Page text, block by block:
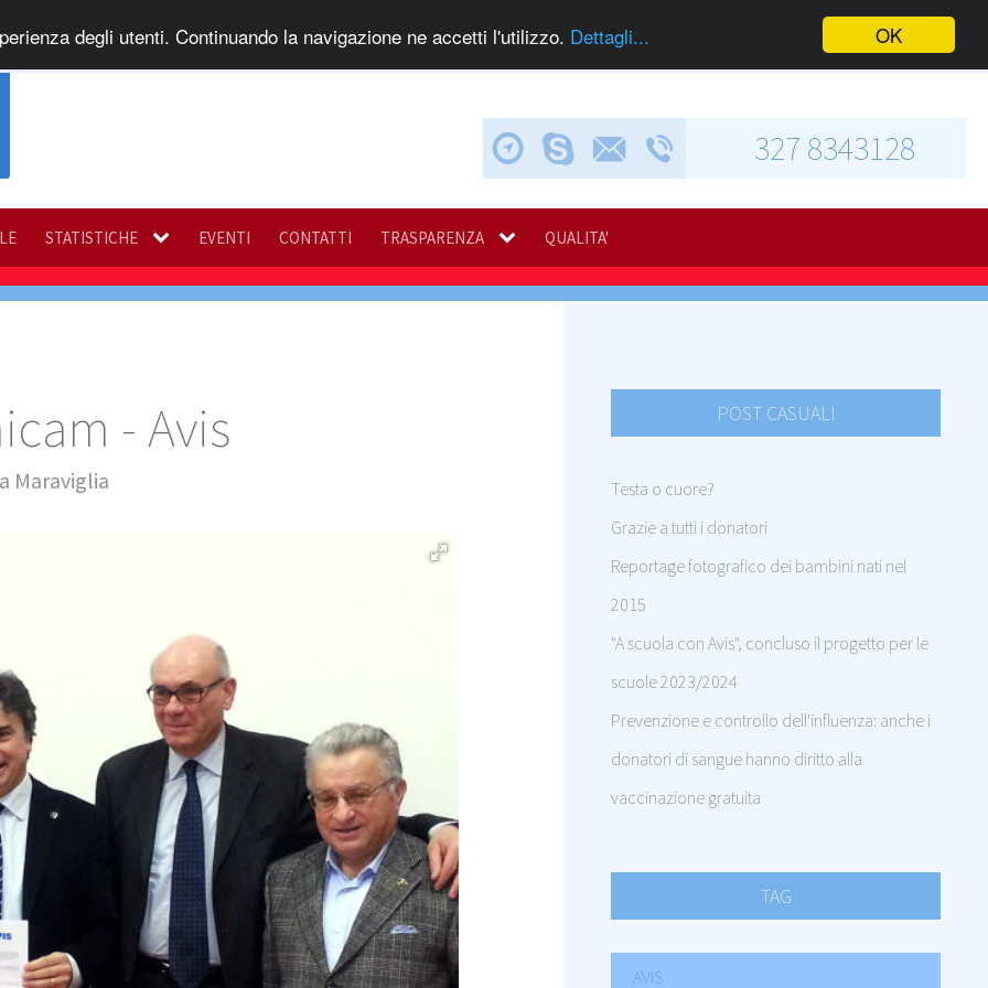
OK
degli utenti. Continuando la navigazione ne accetti l'utilizzo. Dettagli...
Via Calabresi, 5
Chiama via Skype
Invia una e-mail327 8343128
STATISTICHE EVENTI CONTATTI TRASPARENZA QUALITA'
POST CASUALI
Testa o cuore?
Grazie a tutti i donatori
Reportage fotografico dei bambini nati nel
2015
"A scuola con Avis", concluso il progetto per le
scuole 2023/2024
Prevenzione e controllo dell'influenza: anche i
donatori di sangue hanno diritto alla
vaccinazione gratuita
TAG
AVIS
- Avis
Maraviglia